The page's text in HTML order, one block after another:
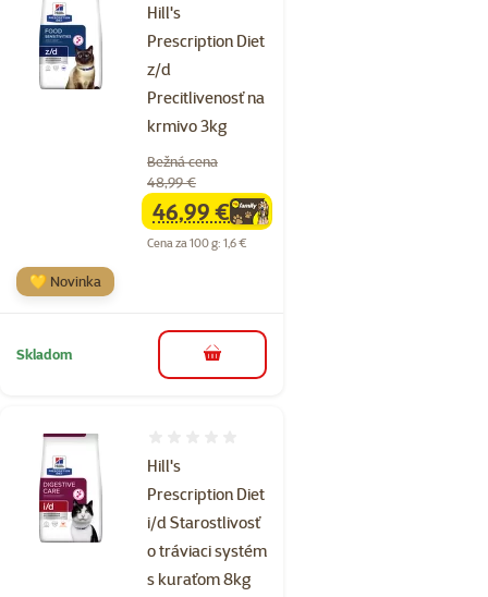
Hill's
Prescription Diet
z/d
Precitlivenosť na
krmivo 3kg
Bežná cena
48,99 €
familycena
46,99 €
Cena za 100 g: 1,6 €
💛 Novinka
Skladom do košíka
Hill's
Prescription Diet
i/d Starostlivosť
o tráviaci systém
s kuraťom 8kg